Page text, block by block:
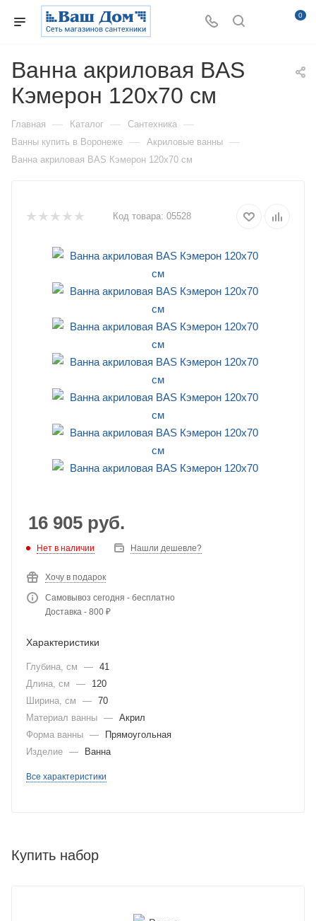
0
Ванна акриловая BAS
Кэмерон 120х70 см
Главная — Каталог — Сантехника —
Ванны купить в Воронеже — Акриловые ванны —
Ванна акриловая BAS Кэмерон 120х70 см
Код товара: 05528
16 905 руб.
Нет в наличии Нашли дешевле?
Хочу в подарок
Самовывоз сегодня - бесплатно
Доставка - 800 ₽
Характеристики
Глубина, см — 41
Длина, см
—
120
Ширина, см
— 70
Материал ванны — Акрил
Форма ванны —
Прямоугольная
Изделие — Ванна
Все характеристики
Купить набор